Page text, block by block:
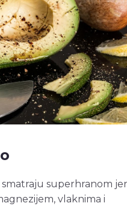
superhranom
vlaknima i